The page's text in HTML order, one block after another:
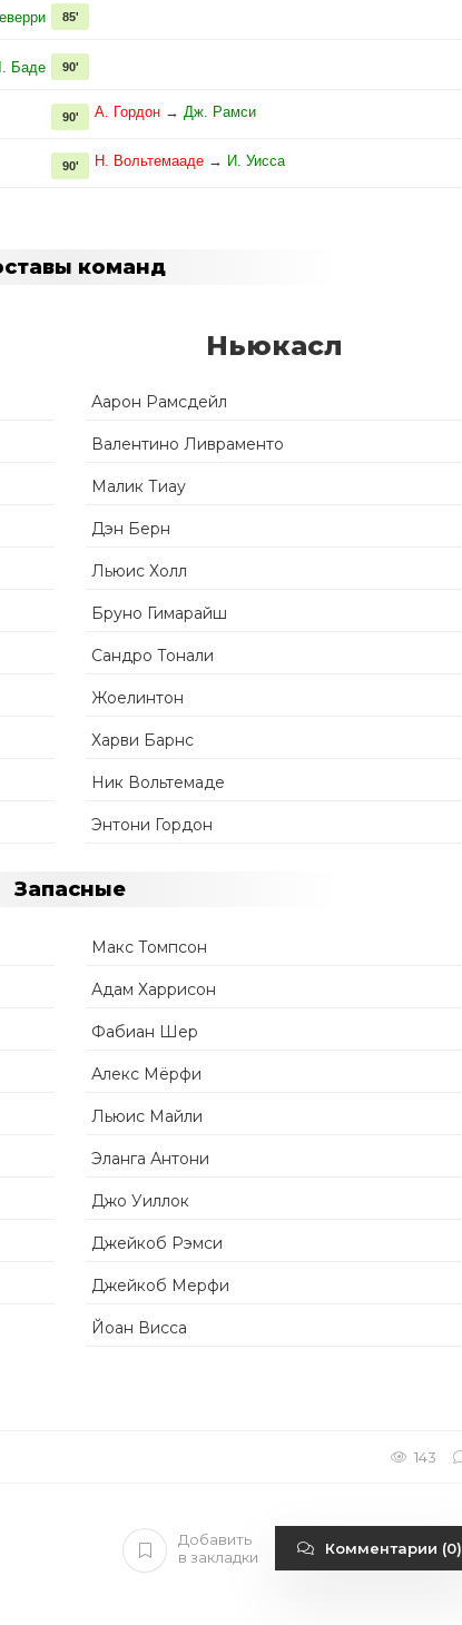
85'
Баде 90'
А. Гордон → Дж. Рамси
90'
Н. Вольтемааде → И. Уисса
90'
команд
Ньюкасл
Аарон Рамсдейл
Валентино Ливраменто
Малик Тиау
Дэн Берн
Льюис Холл
Бруно Гимарайш
Сандро Тонали
Жоелинтон
Харви Барнс
Ник Вольтемаде
Энтони Гордон
Запасные
Макс Томпсон
Адам Харрисон
Фабиан Шер
Алекс Мёрфи
Льюис Майли
Эланга Антони
Джо Уиллок
Джейкоб Рэмси
Джейкоб Мерфи
Йоан Висса
143
Добавить
в закладки
Комментарии (0)